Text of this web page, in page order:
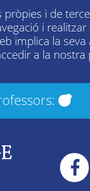
pròpies i de
i realitzar
implica la seva
a la nostra